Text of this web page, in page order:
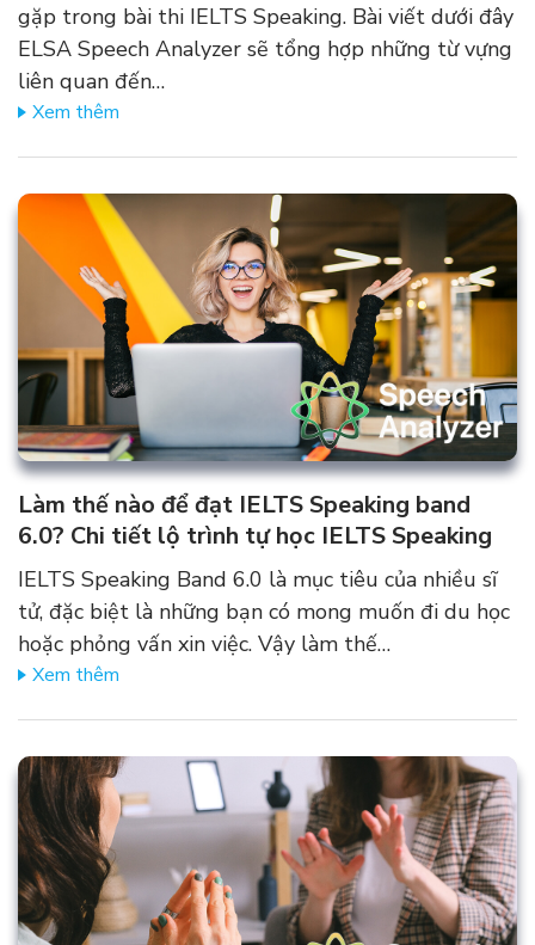
gặp trong bài thi IELTS Speaking. Bài viết dưới đây
ELSA Speech Analyzer sẽ tổng hợp những từ vựng
liên quan đến…
Xem thêm
Làm thế nào để đạt IELTS Speaking band
6.0? Chi tiết lộ trình tự học IELTS Speaking
IELTS Speaking Band 6.0 là mục tiêu của nhiều sĩ
tử, đặc biệt là những bạn có mong muốn đi du học
hoặc phỏng vấn xin việc. Vậy làm thế…
Xem thêm